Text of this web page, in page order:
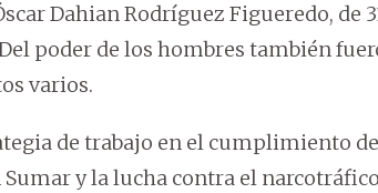
Dahian Rodríguez Figueredo, de
poder de los hombres también
varios.
de trabajo en el cumplimiento
y la lucha contra el narcotráfico